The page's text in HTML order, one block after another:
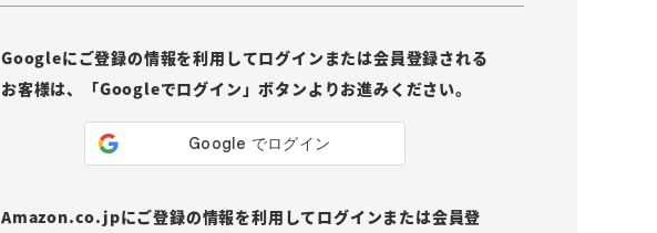
Googleにご登録の情報を利用してログインまたは会員登録される
お客様は、「Googleでログイン」ボタンよりお進みください。
Amazon.co.jpにご登録の情報を利用してログインまたは会員登